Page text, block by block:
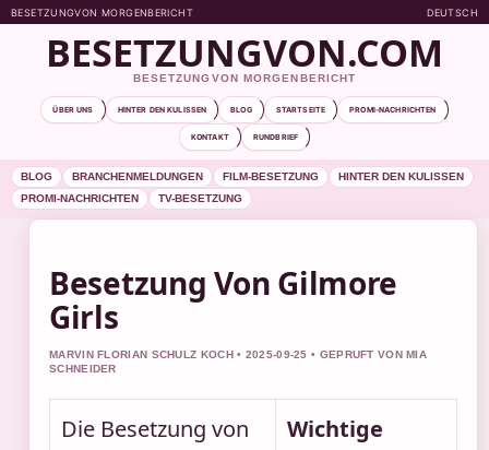
BESETZUNGVON MORGENBERICHT DEUTSCH
BESETZUNGVON.COM
BESETZUNGVON MORGENBERICHT
ÜBER UNS HINTER DEN KULISSEN BLOG STARTSEITE PROMI-NACHRICHTEN
KONTAKT RUNDBRIEF
BLOG BRANCHENMELDUNGEN FILM-BESETZUNG
HINTER DEN KULISSEN
PROMI-NACHRICHTEN
TV-BESETZUNG
Besetzung Von Gilmore
Girls
MARVIN FLORIAN SCHULZ KOCH • 2025-09-25 • GEPRUFT VON MIA
SCHNEIDER
Die Besetzung von
Wichtige